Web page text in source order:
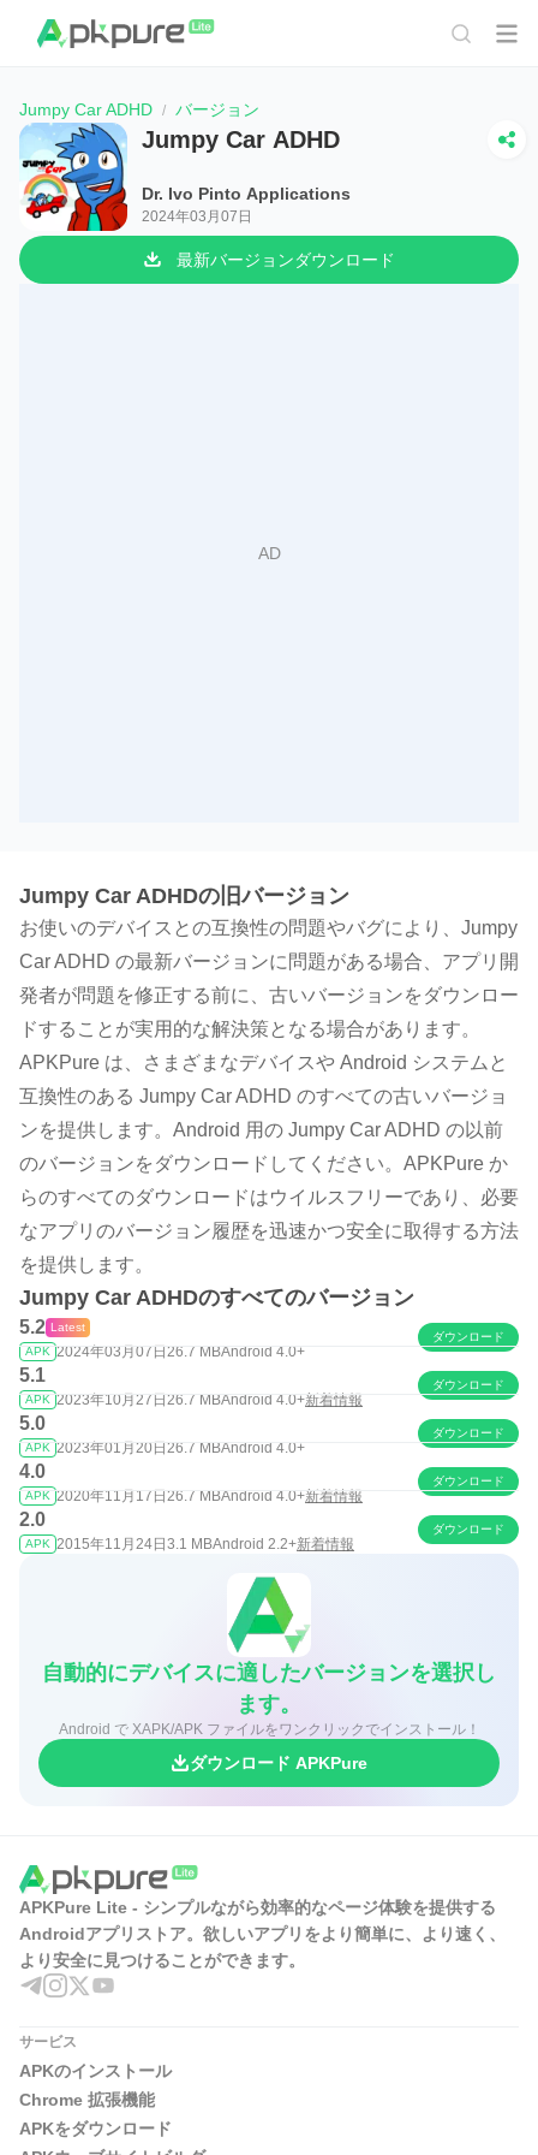
Jumpy Car ADHD バージョン
Jumpy Car ADHD
Dr. Ivo Pinto Applications
2024年03月07日
最新バージョンダウンロード
Jumpy Car ADHDの旧バージョン
お使いのデバイスとの互換性の問題やバグにより、Jumpy
Car ADHD の最新バージョンに問題がある場合、アプリ開
発者が問題を修正する前に、古いバージョンをダウンロー
ドすることが実用的な解決策となる場合があります。
APKPure は、さまざまなデバイスや Android システムと
互換性のある Jumpy Car ADHD のすべての古いバージョ
ンを提供します。Android 用の Jumpy Car ADHD の以前
のバージョンをダウンロードしてください。APKPure か
らのすべてのダウンロードはウイルスフリーであり、必要
なアプリのバージョン履歴を迅速かつ安全に取得する方法
を提供します。
Jumpy Car ADHDのすべてのバージョン
5.2 Latest
APK 2024年03月07日26.7 MBAndroid 4.0+
ダウンロード
5.1
APK 2023年10月27日26.7 MBAndroid 4.0+新着情報
ダウンロード
5.0
APK 2023年01月20日26.7 MBAndroid 4.0+
ダウンロード
4.0
APK 2020年11月17日26.7 MBAndroid 4.0+新着情報
ダウンロード
2.0
APK 2015年11月24日 3.1 MBAndroid 2.2+新着情報
ダウンロード
自動的にデバイスに適したバージョンを選択し
ます。
Android で XAPK/APK ファイルをワンクリックでインストール！
ダウンロード APKPure
APKPure Lite - シンプルながら効率的なページ体験を提供する
Androidアプリストア。欲しいアプリをより簡単に、より速く、
より安全に見つけることができます。
サービス
APKのインストール
Chrome 拡張機能
APKをダウンロード